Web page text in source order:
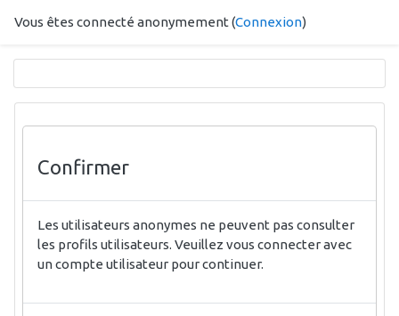
Vous êtes connecté anonymement (Connexion)
Confirmer
Les utilisateurs anonymes ne peuvent pas consulter
les profils utilisateurs. Veuillez vous connecter avec
un compte utilisateur pour continuer.